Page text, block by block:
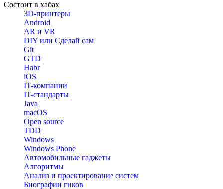
Состоит в хабах
3D-принтеры
Android
AR и VR
DIY или Сделай сам
Git
GTD
Habr
iOS
IT-компании
IT-стандарты
Java
macOS
Open source
TDD
Windows
Windows Phone
Автомобильные гаджеты
Алгоритмы
Анализ и проектирование систем
Биографии гиков